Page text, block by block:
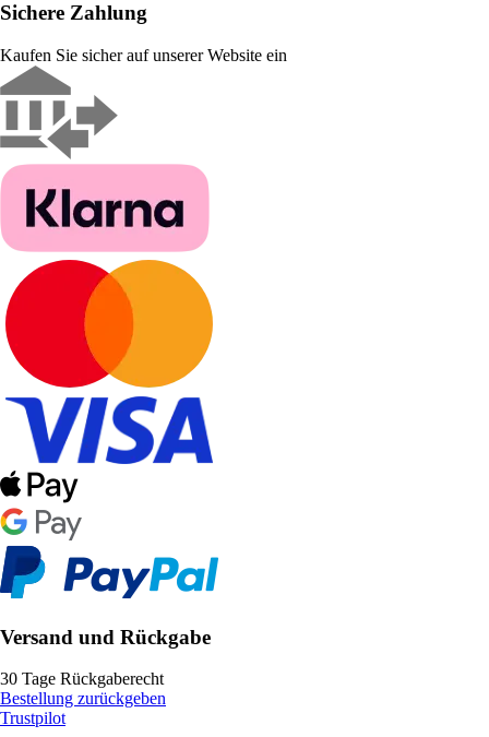
Sichere Zahlung
Kaufen Sie sicher auf unserer Website ein
Versand und Rückgabe
30 Tage Rückgaberecht
Bestellung zurückgeben
Trustpilot